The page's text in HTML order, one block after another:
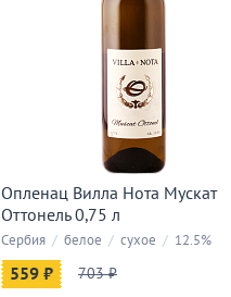
Опленац Вилла Нота Мускат
Оттонель 0,75 л
Сербия / белое / сухое / 12.5%
559 ₽ 703 ₽